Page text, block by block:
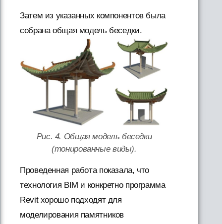
Затем из указанных компонентов была
собрана общая модель беседки.
Рис. 4. Общая модель беседки
(тонированные виды).
Проведенная работа показала, что
технология BIM и конкретно программа
Revit хорошо подходят для
моделирования памятников